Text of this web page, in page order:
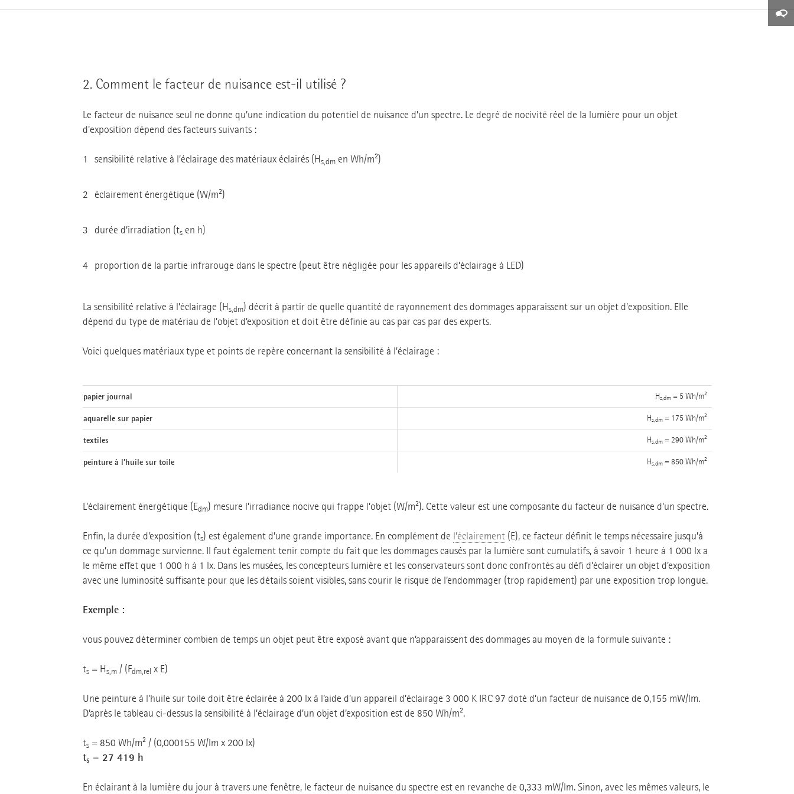
2. Comment le facteur de nuisance est-il utilisé ?
Le facteur de nuisance seul ne donne qu’une indication du potentiel de nuisance d’un spectre. Le degré de nocivité réel de la lumière pour un objet
d'exposition dépend des facteurs suivants :
sensibilité relative à l’éclairage des matériaux éclairés (Hs,dmen Wh/m²)
éclairement énergétique (W/m²)
durée d’irradiation (tsen h)
proportion de la partie infrarouge dans le spectre (peut être négligée pour les appareils d’éclairage à LED)
La sensibilité relative à l’éclairage (Hs,dm) décrit à partir de quelle quantité de rayonnement des dommages apparaissent sur un objet d'exposition. Elle
dépend du type de matériau de l’objet d’exposition et doit être définie au cas par cas par des experts.
Voici quelques matériaux type et points de repère concernant la sensibilité à l’éclairage :
papier journal Hs,dm= 5 Wh/m²
aquarelle sur papier Hs,dm= 175 Wh/m²
textiles Hs,dm= 290 Wh/m²
peinture à l’huile sur toile Hs,dm= 850 Wh/m²
L’éclairement énergétique (Edm) mesure l’irradiance nocive qui frappe l’objet (W/m²). Cette valeur est une composante du facteur de nuisance d’un spectre.
Enfin, la durée d’exposition (ts) est également d’une grande importance. En complément de l’éclairement(E), ce facteur définit le temps nécessaire jusqu’à
ce qu’un dommage survienne. Il faut également tenir compte du fait que les dommages causés par la lumière sont cumulatifs, à savoir 1 heure à 1 000 lx a
le même effet que 1 000 h à 1 lx. Dans les musées, les concepteurs lumière et les conservateurs sont donc confrontés au défi d’éclairer un objet d’exposition
avec une luminosité suffisante pour que les détails soient visibles, sans courir le risque de l’endommager (trop rapidement) par une exposition trop longue.
Exemple :
vous pouvez déterminer combien de temps un objet peut être exposé avant que n’apparaissent des dommages au moyen de la formule suivante :
ts= Hs,m/ (Fdm,rel x E)
Une peinture à l’huile sur toile doit être éclairée à 200 lx à l’aide d’un appareil d’éclairage 3 000 K IRC 97 doté d’un facteur de nuisance de 0,155 mW/lm.
D’après le tableau ci-dessus la sensibilité à l’éclairage d’un objet d’exposition est de 850 Wh/m².
ts= 850 Wh/m² / (0,000155 W/lm x 200 lx)
ts = 27 419 h
En éclairant à la lumière du jour à travers une fenêtre, le facteur de nuisance du spectre est en revanche de 0,333 mW/lm. Sinon, avec les mêmes valeurs, le